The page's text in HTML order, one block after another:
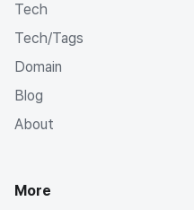
Tech
Tech/Tags
Domain
Blog
About
More